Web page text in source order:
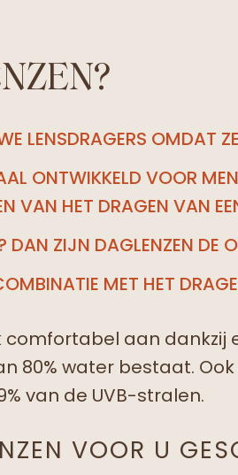
LENSDRAGERS OMDAT
ONTWIKKELD VOOR
VAN HET DRAGEN VAN
DAN ZIJN DAGLENZEN DE
MET HET
comfortabel aan
80% water bestaat.
van de UVB-stralen.
VOOR U